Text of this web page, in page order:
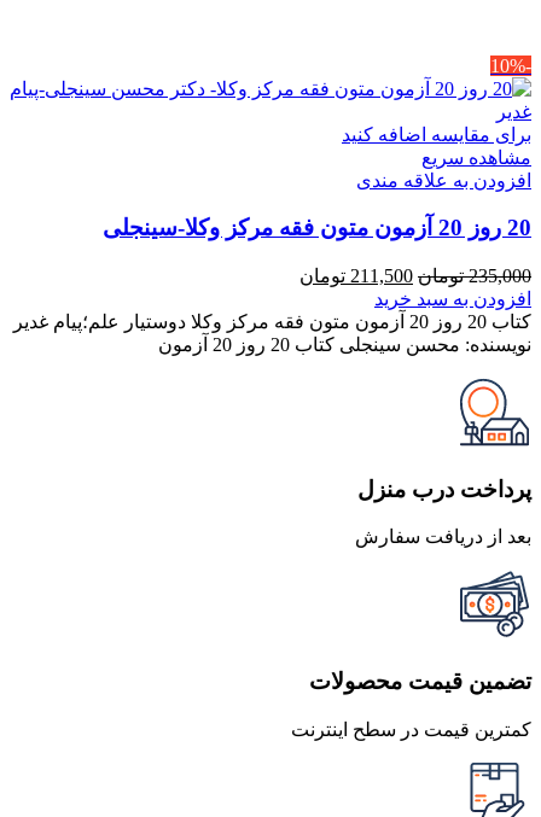
-10%
برای مقایسه اضافه کنید
مشاهده سریع
افزودن به علاقه مندی
20 روز 20 آزمون متون فقه مرکز وکلا-سینجلی
235,000 تومان قیمت
اصلی
235,000 تومان
بود.
211,500 تومان
211,500 تومان
است.
افزودن به سبد خرید
کتاب 20 روز 20 آزمون متون فقه مرکز وکلا دوستیار علم؛پیام غدیر
نویسنده: محسن سینجلی کتاب 20 روز 20 آزمون
پرداخت درب منزل
بعد از دریافت سفارش
تضمین قیمت محصولات
کمترین قیمت در سطح اینترنت